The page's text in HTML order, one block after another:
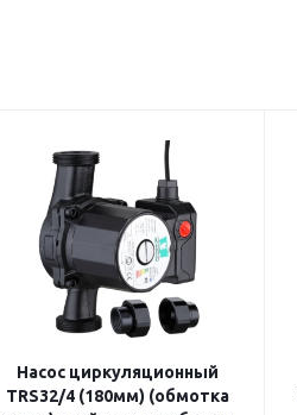
Насос циркуляционный
TRS32/4 (180мм) (обмотка